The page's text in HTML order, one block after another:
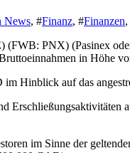
News, #Finanz, #Finanzen
PNX) (Pasinex
in Höhe
Hinblick auf das
im Sinne der